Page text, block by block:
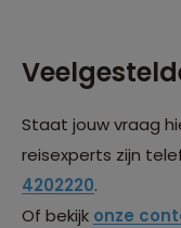
Staat jouw vraag
reisexperts zijn
4202220.
Of bekijk onze